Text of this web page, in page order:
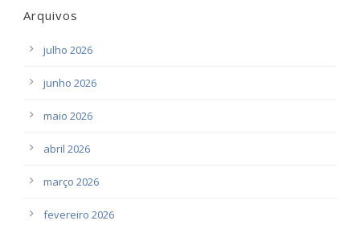
Arquivos
julho 2026
junho 2026
maio 2026
abril 2026
março 2026
fevereiro 2026